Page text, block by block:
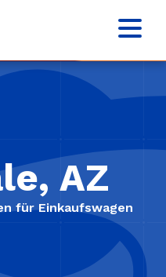
AZ
für Einkaufswagen